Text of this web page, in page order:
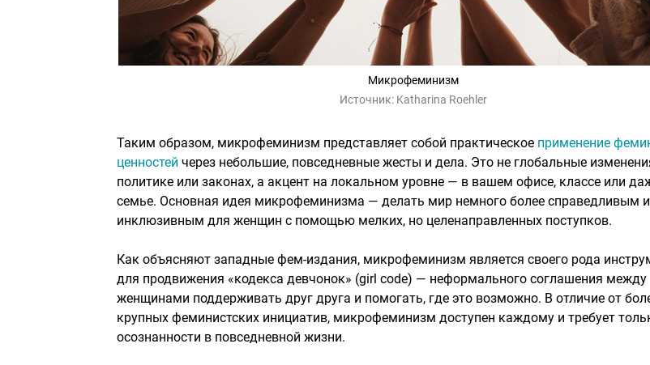
Микрофеминизм
Источник: Katharina Roehler
Таким образом, микрофеминизм представляет собой практическое применение
ценностей через небольшие, повседневные жесты и дела. Это не глобальные
политике или законах, а акцент на локальном уровне — в вашем офисе, классе или
семье. Основная идея микрофеминизма — делать мир немного более справедливым и
инклюзивным для женщин с помощью мелких, но целенаправленных поступков.
Как объясняют западные фем-издания, микрофеминизм является своего рода
для продвижения «кодекса девчонок» (girl code) — неформального соглашения между
женщинами поддерживать друг друга и помогать, где это возможно. В отличие от
крупных феминистских инициатив, микрофеминизм доступен каждому и требует
осознанности в повседневной жизни.